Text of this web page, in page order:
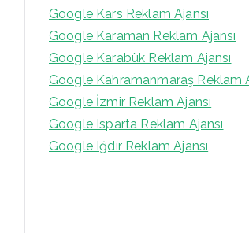
Google Kars Reklam Ajansı
Google Karaman Reklam Ajansı
Google Karabük Reklam Ajansı
Google Kahramanmaraş Reklam
Google İzmir Reklam Ajansı
Google Isparta Reklam Ajansı
Google Iğdır Reklam Ajansı